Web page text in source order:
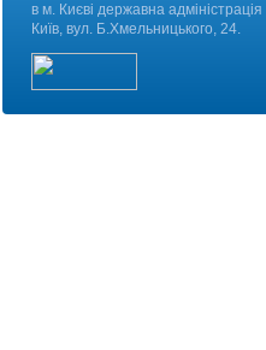
в м. Києві державна
Київ, вул. Б.Хмельницького, 24.